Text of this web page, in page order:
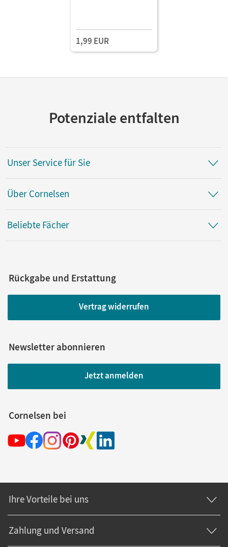
1,99 EUR
Potenziale entfalten
Unser Service für Sie
Über Cornelsen
Beliebte Fächer
Rückgabe und Erstattung
Vertrag widerrufen
Newsletter abonnieren
Jetzt anmelden
Cornelsen bei
Ihre Vorteile bei uns
Zahlung und Versand